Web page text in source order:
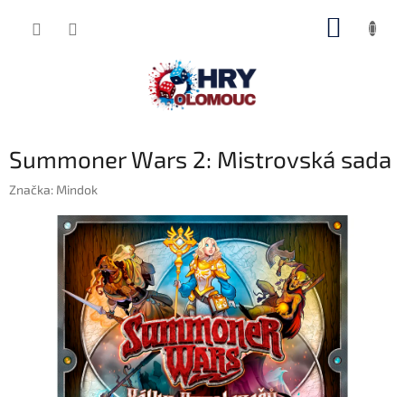
Summoner Wars 2: Mistrovská sada
Značka: Mindok